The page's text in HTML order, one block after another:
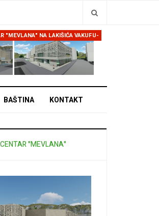
"MEVLANA" NA LAKIŠIĆA VAKUFU-
BAŠTINA KONTAKT
"MEVLANA"